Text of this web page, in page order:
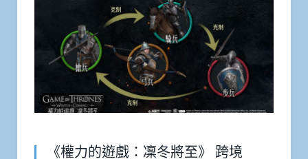
《權力的遊戲：凜冬將至》 跨境